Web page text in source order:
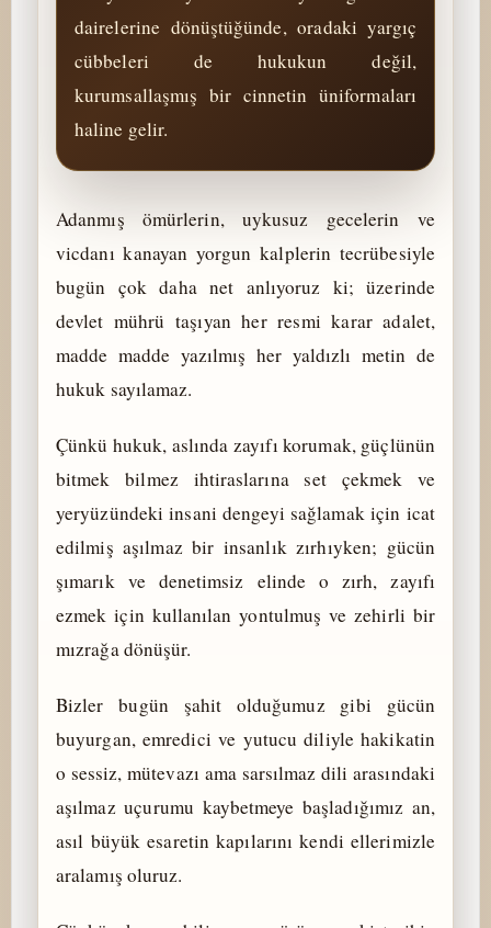
dairelerine dönüştüğünde, oradaki yargıç
cübbeleri de hukukun değil,
kurumsallaşmış bir cinnetin üniformaları
haline gelir.
Adanmış ömürlerin, uykusuz gecelerin ve
vicdanı kanayan yorgun kalplerin tecrübesiyle
bugün çok daha net anlıyoruz ki; üzerinde
devlet mührü taşıyan her resmi karar adalet,
madde madde yazılmış her yaldızlı metin de
hukuk sayılamaz.
Çünkü hukuk, aslında zayıfı korumak, güçlünün
bitmek bilmez ihtiraslarına set çekmek ve
yeryüzündeki insani dengeyi sağlamak için icat
edilmiş aşılmaz bir insanlık zırhıyken; gücün
şımarık ve denetimsiz elinde o zırh, zayıfı
ezmek için kullanılan yontulmuş ve zehirli bir
mızrağa dönüşür.
Bizler bugün şahit olduğumuz gibi gücün
buyurgan, emredici ve yutucu diliyle hakikatin
o sessiz, mütevazı ama sarsılmaz dili arasındaki
aşılmaz uçurumu kaybetmeye başladığımız an,
asıl büyük esaretin kapılarını kendi ellerimizle
aralamış oluruz.